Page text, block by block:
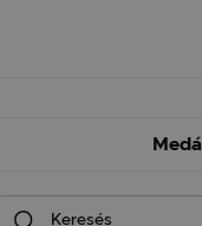
Medál